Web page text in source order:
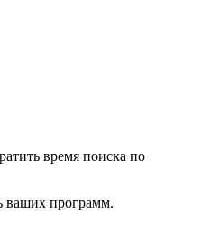
время поиска по
ваших программ.